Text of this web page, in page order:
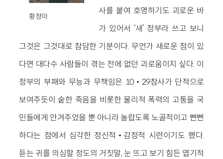
황정아
사를 붙여 호명하기도 괴로운 바
가 있어서 ‘새’ 정부라 쓰고 보니
그것은 그것대로 참담한 기분이다. 무언가 새로운 점이 있
다면 대다수 사람들이 겪는 전에 없던 괴로움이지 싶다. 이
정부의 부패와 무능과 무책임은 10‧ 29참사가 단적으로
보여주듯이 숱한 죽음을 비롯한 물리적 폭력의 고통을 국
민들에게 안겨주었을 뿐 아니라 놀랍도록 노골적이고 뻔뻔
하다는 점에서 심각한 정신적‧감정적 시련이기도 했다.
듣는 귀를 의심할 정도의 거짓말, 눈 뜨고 보기 힘든 엽기적